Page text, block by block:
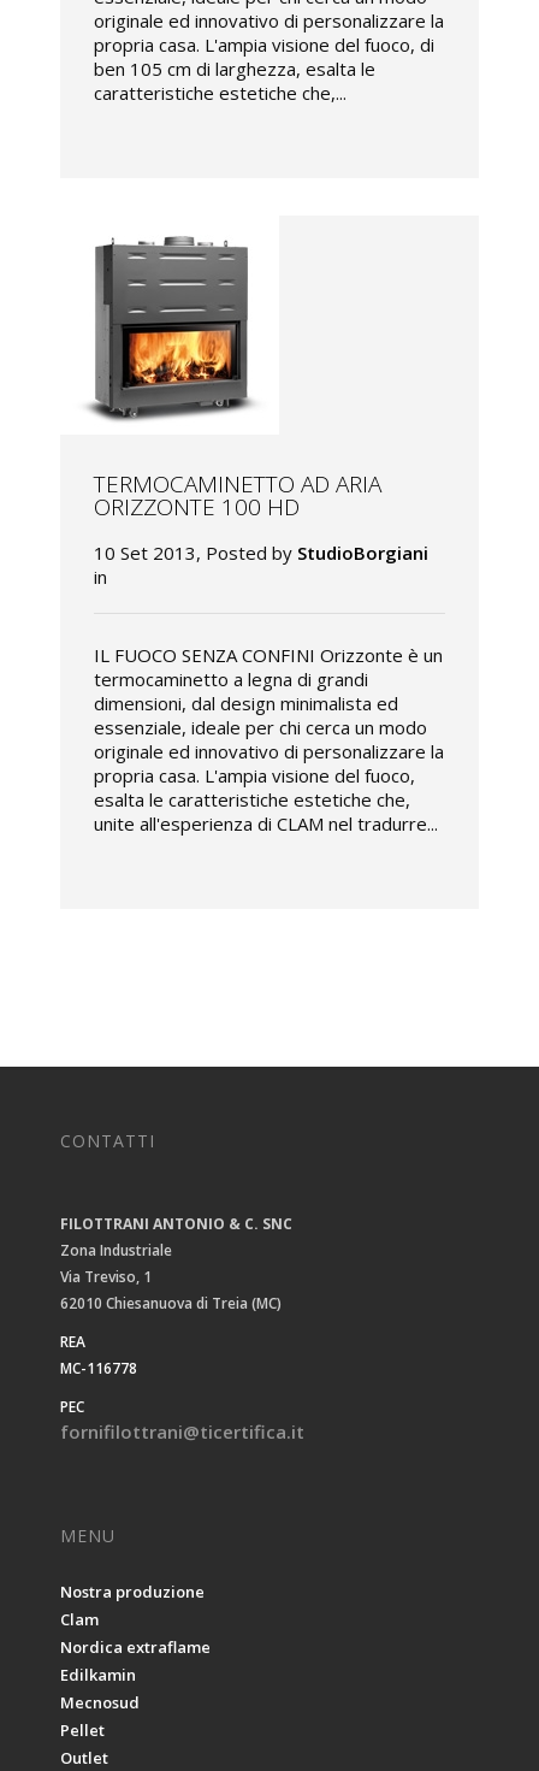
originale ed innovativo di personalizzare la
propria casa. L'ampia visione del fuoco, di
ben 105 cm di larghezza, esalta le
caratteristiche estetiche che,...
TERMOCAMINETTO AD ARIA
ORIZZONTE 100 HD
10 Set 2013, Posted by StudioBorgiani
in
IL FUOCO SENZA CONFINI Orizzonte è un
termocaminetto a legna di grandi
dimensioni, dal design minimalista ed
essenziale, ideale per chi cerca un modo
originale ed innovativo di personalizzare la
propria casa. L'ampia visione del fuoco,
esalta le caratteristiche estetiche che,
unite all'esperienza di CLAM nel tradurre...
CONTATTI
FILOTTRANI ANTONIO & C. SNC
Zona Industriale
Via Treviso, 1
62010 Chiesanuova di Treia (MC)
REA
MC-116778
PEC
fornifilottrani@ticertifica.it
MENU
Nostra produzione
Clam
Nordica extraflame
Edilkamin
Mecnosud
Pellet
Outlet